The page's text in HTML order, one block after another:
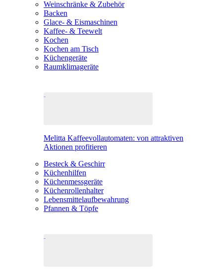
Weinschränke & Zubehör
Backen
Glace- & Eismaschinen
Kaffee- & Teewelt
Kochen
Kochen am Tisch
Küchengeräte
Raumklimageräte
Melitta Kaffeevollautomaten: von attraktiven
Aktionen profitieren
Besteck & Geschirr
Küchenhilfen
Küchenmessgeräte
Küchenrollenhalter
Lebensmittelaufbewahrung
Pfannen & Töpfe